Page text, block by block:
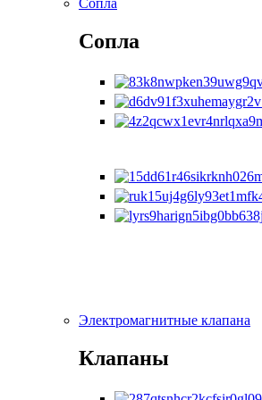
Сопла
Сопла
Электромагнитные клапана
Клапаны